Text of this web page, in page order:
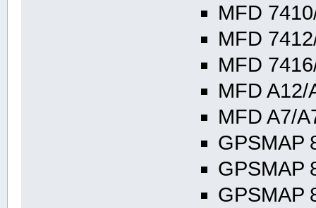
MFD
MFD
MFD
MFD
MFD A7/
GPSMAP
GPSMAP
GPSMAP